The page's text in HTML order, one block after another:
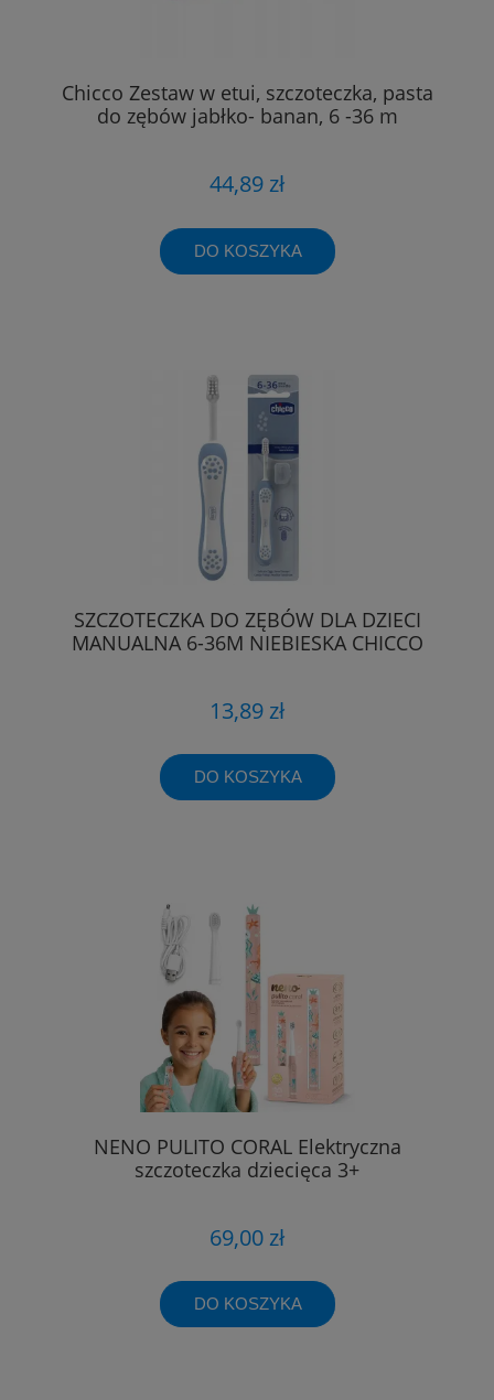
Chicco Zestaw w etui, szczoteczka, pasta
do zębów jabłko- banan, 6 -36 m
44,89 zł
DO KOSZYKA
SZCZOTECZKA DO ZĘBÓW DLA DZIECI
MANUALNA 6-36M NIEBIESKA CHICCO
13,89 zł
DO KOSZYKA
NENO PULITO CORAL Elektryczna
szczoteczka dziecięca 3+
69,00 zł
DO KOSZYKA